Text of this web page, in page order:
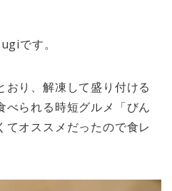
です。
り、解凍して盛り付ける
べられる時短グルメ「びん
てオススメだったので食レ